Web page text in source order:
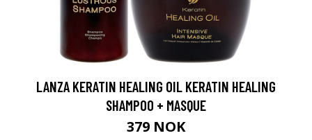
LANZA KERATIN HEALING OIL KERATIN HEALING
SHAMPOO + MASQUE
379 NOK